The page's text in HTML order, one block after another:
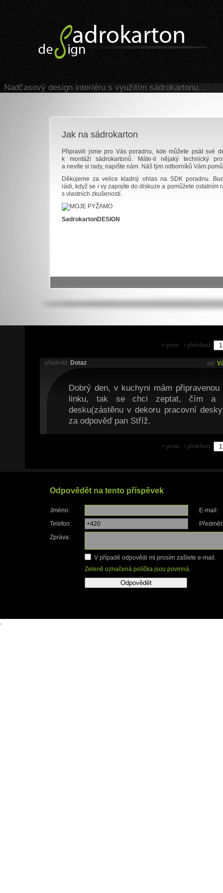
Sadrokarton design
Nadčasový design interiéru s využitím sádrokartonu…
Jak na sádrokarton
Připravili jsme pro Vás poradnu, kde můžete psát své
k montáži sádrokartonů. Máte-li nějaký technický
a nevíte si rady, napište nám. Náš tým odborníků Vám
Děkujeme za velice kladný ohlas na SDK poradnu.
rádi, když se i vy zapojíte do diskuze a pomůžete ostatním
s vlastních zkušeností.
SadrokartonDESIGN
« první ‹ předchozí
předmět: Dotaz od:
Dobrý den, v kuchyni mám
linku, tak se chci zeptat, čím a
desku(zástěnu v dekoru pracovní
za odpověď pan Stříž.
« první ‹ předchozí
Odpovědět na tento příspěvek
Jméno:
E-mail:
Telefon:
Předmět:
Zpráva:
V případě odpovědi mi prosím zašlete e-mail.
Zeleně označená políčka jsou povinná.
Odpovědět
,